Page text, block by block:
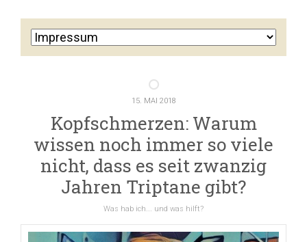
15. MAI 2018
Kopfschmerzen: Warum
wissen noch immer so viele
nicht, dass es seit zwanzig
Jahren Triptane gibt?
Was hab ich... und was hilft?